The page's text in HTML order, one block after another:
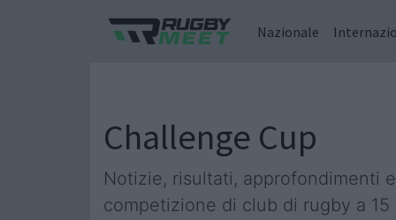
Nazionale
Challenge Cup
Notizie, risultati, approfondimenti
competizione di club di rugby a